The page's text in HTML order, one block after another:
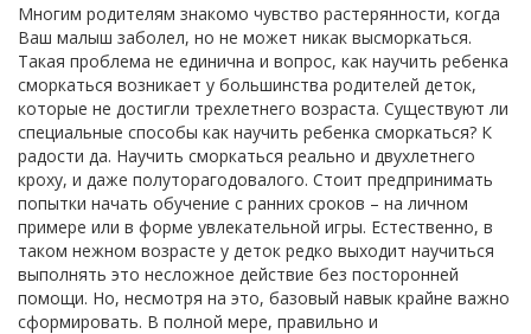
Многим родителям знакомо чувство растерянности, когда
Ваш малыш заболел, но не может никак высморкаться.
Такая проблема не единична и вопрос, как научить ребенка
сморкаться возникает у большинства родителей деток,
которые не достигли трехлетнего возраста. Существуют ли
специальные способы как научить ребенка сморкаться? К
радости да. Научить сморкаться реально и двухлетнего
кроху, и даже полуторагодовалого. Стоит предпринимать
попытки начать обучение с ранних сроков – на личном
примере или в форме увлекательной игры. Естественно, в
таком нежном возрасте у деток редко выходит научиться
выполнять это несложное действие без посторонней
помощи. Но, несмотря на это, базовый навык крайне важно
сформировать. В полной мере, правильно и